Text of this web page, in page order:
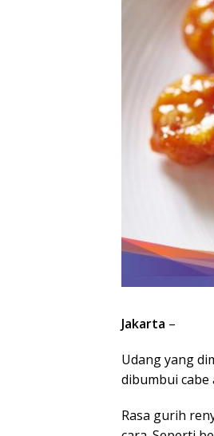
Jakarta –
Udang yang
dibumbui cabe
Rasa gurih